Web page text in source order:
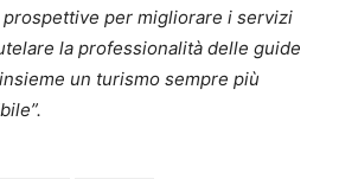
per migliorare i servizi
la professionalità delle guide
un turismo sempre più